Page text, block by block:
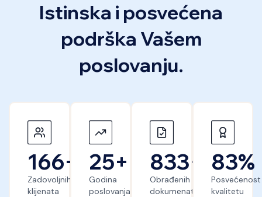
Istinska i posvećena
podrška Vašem
poslovanju.
200+
Zadovoljnih
klijenata
30+
Godina
poslovanja
1,000 +
Obrađenih
dokumenata
100
Posvećenost
kvalitetu